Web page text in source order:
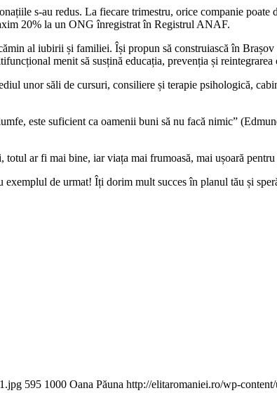
s-au redus. La fiecare trimestru, orice companie
20% la un ONG înregistrat în Registrul ANAF.
al iubirii și familiei. Își propun să construiască în
menit să susțină educația, prevenția și
unor săli de cursuri, consiliere și terapie psihologică,
este suficient ca oamenii buni să nu facă nimic”
ar fi mai bine, iar viața mai frumoasă, mai ușoară pentru
de urmat! Îți dorim mult succes în planul tău și
595 1000 Oana Păuna http://elitaromaniei.ro/wp-